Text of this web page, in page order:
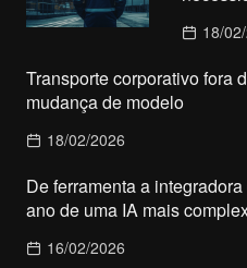
18/
Transporte corporativo fora
mudança de modelo
18/02/2026
De ferramenta a
ano de uma IA mais
16/02/2026